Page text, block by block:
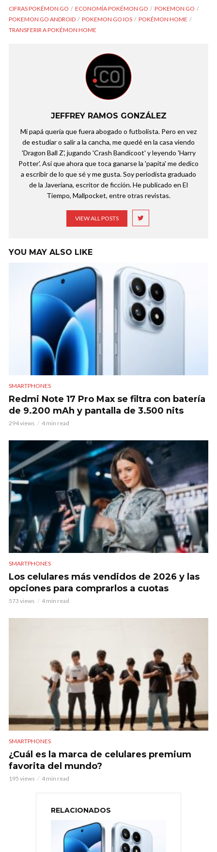
CIFRAS POKÉMON GO ECONOMÍA POKÉMON GO
POKEMON GO
POKEMON GO ANDROID
POKEMON GO IOS
POKÉMON HOME
TRANSFERIR A POKÉMON HOME
JEFFREY RAMOS GONZÁLEZ
Mi papá quería que fuera abogado o futbolista. Pero en vez
de estudiar o salir a la cancha, me quedé en la casa viendo
'Dragon Ball Z', jugando 'Crash Bandicoot' y leyendo 'Harry
Potter'. Así que ahora que toca ganarse la 'papita' me dedico
a escribir de lo que sé y me gusta. Soy periodista graduado
de la Javeriana, escritor de ficción. He publicado en El
Tiempo, Mallpocket, entre otras revistas.
VIEW ALL POSTS
YOU MAY ALSO LIKE
SMARTPHONES
Redmi Note 17 Pro Max se filtra con batería
de 9.200 mAh y pantalla de 3.500 nits
294 views 4 min read
SMARTPHONES
Los celulares más vendidos de 2026 y las
opciones para comprarlos a cuotas
573 views 4 min read
SMARTPHONES
¿Cuál es la marca de celulares premium
favorita del mundo?
195 views 4 min read
RELACIONADOS